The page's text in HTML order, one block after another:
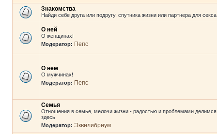
Знакомства
Найди себе друга или подругу, спутника жизни или партнера для
О ней
О женщинах!
Модератор: Пепс
О нём
О мужчинах!
Модератор: Пепс
Семья
Отношения в семье, мелочи жизни - радостью и проблемами делимся
здесь
Модератор: Эквилибриум